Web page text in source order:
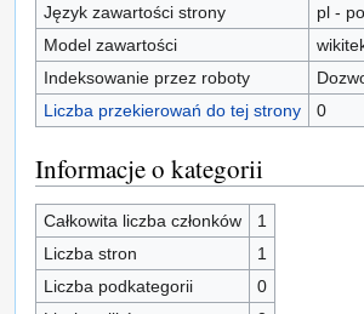
Język zawartości strony
pl -
Model zawartości
Indeksowanie przez roboty
Liczba przekierowań do tej strony
0
Informacje o kategorii
Całkowita liczba członków
1
Liczba stron
1
Liczba podkategorii
0